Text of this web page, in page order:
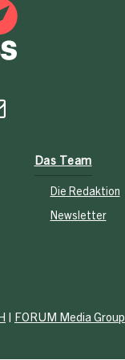
Das Team
Die Redaktion
Newsletter
FORUM Media Group